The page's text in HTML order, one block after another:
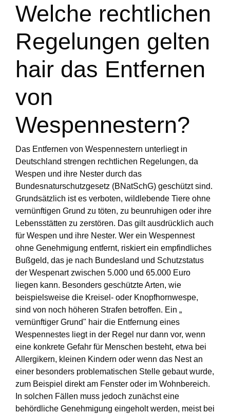
Welche rechtlichen
Regelungen gelten
hair das Entfernen
von
Wespennestern?
Das Entfernen von Wespennestern unterliegt in
Deutschland strengen rechtlichen Regelungen, da
Wespen und ihre Nester durch das
Bundesnaturschutzgesetz (BNatSchG) geschützt sind.
Grundsätzlich ist es verboten, wildlebende Tiere ohne
vernünftigen Grund zu töten, zu beunruhigen oder ihre
Lebensstätten zu zerstören. Das gilt ausdrücklich auch
für Wespen und ihre Nester. Wer ein Wespennest
ohne Genehmigung entfernt, riskiert ein empfindliches
Bußgeld, das je nach Bundesland und Schutzstatus
der Wespenart zwischen 5.000 und 65.000 Euro
liegen kann. Besonders geschützte Arten, wie
beispielsweise die Kreisel- oder Knopfhornwespe,
sind von noch höheren Strafen betroffen. Ein „
vernünftiger Grund" hair die Entfernung eines
Wespennestes liegt in der Regel nur dann vor, wenn
eine konkrete Gefahr für Menschen besteht, etwa bei
Allergikern, kleinen Kindern oder wenn das Nest an
einer besonders problematischen Stelle gebaut wurde,
zum Beispiel direkt am Fenster oder im Wohnbereich.
In solchen Fällen muss jedoch zunächst eine
behördliche Genehmigung eingeholt werden, meist bei